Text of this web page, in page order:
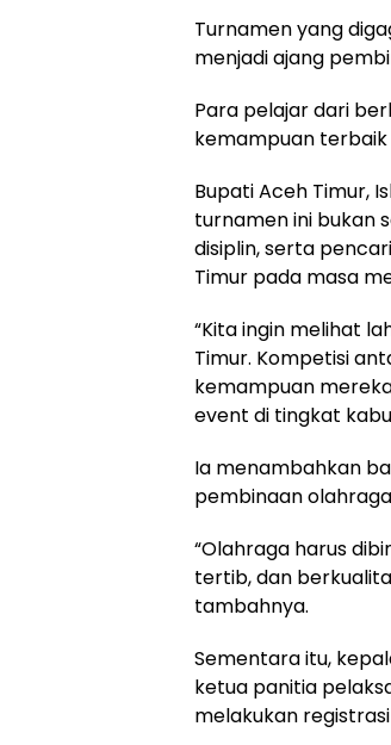
Turnamen yang
menjadi ajang
Para pelajar dari
kemampuan terbaik
Bupati Aceh Timur,
turnamen ini bukan
disiplin, serta
Timur pada masa
“Kita ingin melihat
Timur. Kompetisi
kemampuan
event di tingkat
Ia menambahkan
pembinaan
“Olahraga harus
tertib, dan
tambahnya.
Sementara itu,
ketua panitia
melakukan